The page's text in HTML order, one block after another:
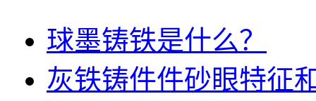
球墨铸铁是什么？
灰铁铸件件砂眼特征